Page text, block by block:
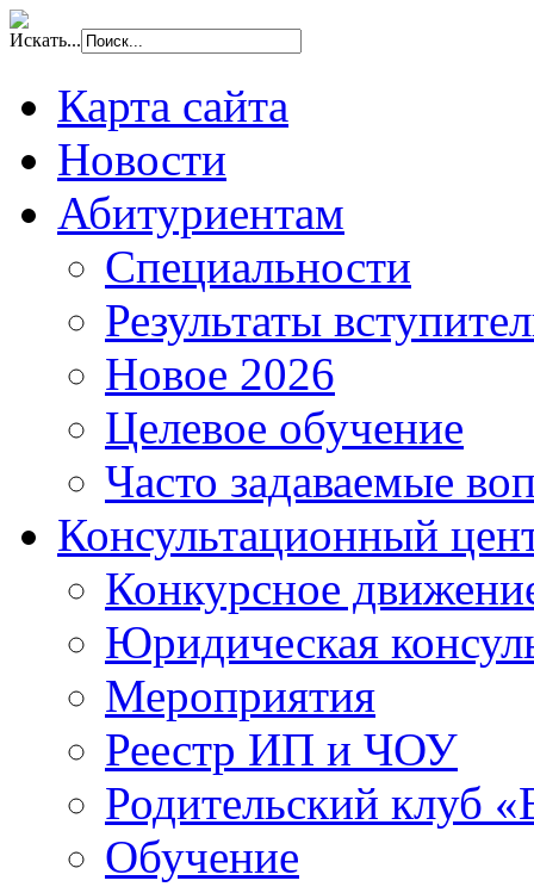
Искать...
Карта сайта
Новости
Абитуриентам
Специальности
Результаты
Новое 2026
Целевое обучение
Часто задаваемые
Консультационный
Конкурсное
Юридическая
Мероприятия
Реестр ИП и ЧОУ
Родительский клуб
Обучение